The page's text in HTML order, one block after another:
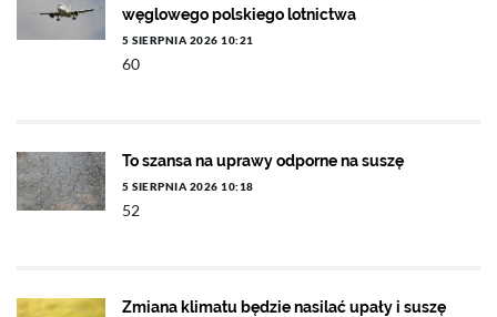
węglowego polskiego lotnictwa
5 SIERPNIA 2026 10:21
60
To szansa na uprawy odporne na suszę
5 SIERPNIA 2026 10:18
52
Zmiana klimatu będzie nasilać upały i suszę